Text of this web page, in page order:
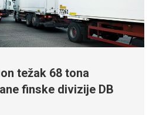
težak 68 tona
finske divizije DB